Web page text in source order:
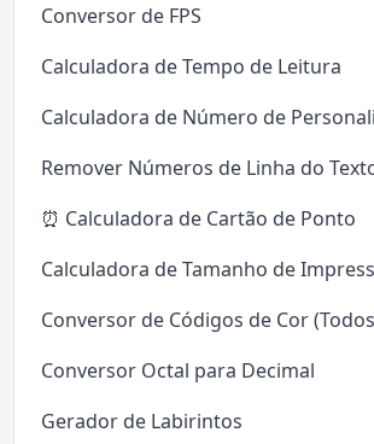
Conversor de FPS
Calculadora de Tempo de Leitura
Calculadora de Número de
Remover Números de Linha do
⏰ Calculadora de Cartão de Ponto
Calculadora de Tamanho de
Conversor de Códigos de Cor
Conversor Octal para Decimal
Gerador de Labirintos